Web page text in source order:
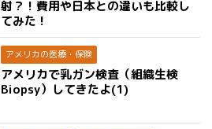
射？！費用や日本との違いも比較し
てみた！
アメリカの医療・保険
アメリカで乳ガン検査（組織生検
Biopsy）してきたよ(1)